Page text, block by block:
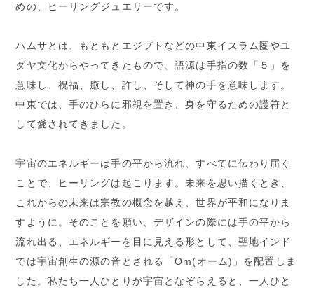
めの、ヒーリングジュエリーです。
ハムサとは、もともとエジプトなどの中東イスラム圏やユ
ダヤ文化からやってきたもので、語源は手指の数「５」を
意味し、祝福、癒し、許し、そして神の手を意味します。
中東では、手のひらに邪視を置き、身を守るための護符と
して愛されてきました。
宇宙のエネルギーは手の平から流れ、すべてに伝わり届く
ことで、ヒーリングは起こります。未来を思い描くとき、
これからの未来は宗教の概念を越え、世界が平和になりま
すように。そのことを願い、デザインの際には手の平から
流れ出る、エネルギーを目に見える形として、聖地インド
では宇宙創生の源の音とされる「Om(オーム)」を配置しま
した。私たち一人ひとりが宇宙となぞらえると、一人ひと